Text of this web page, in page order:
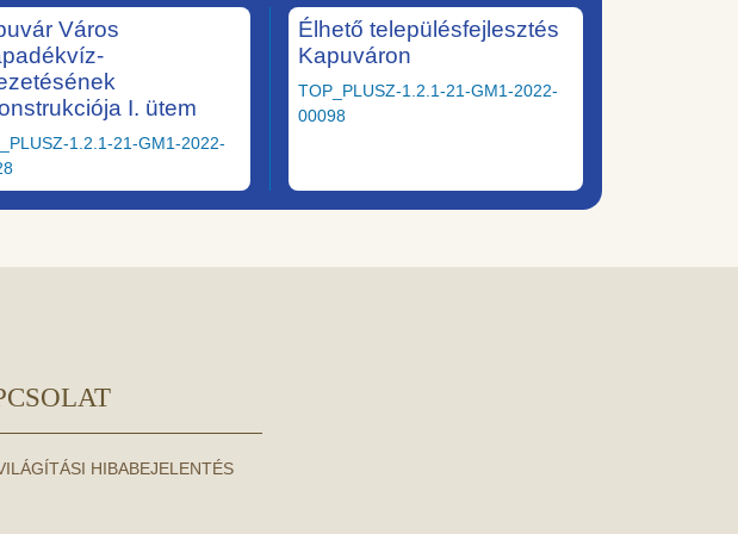
Város
I. ütem
1.2.1-21-GM1-2022-
Élhető településfejlesztés
Kapuváron
TOP_PLUSZ-1.2.1-21-GM1-2022-
00098
HIBABEJELENTÉS